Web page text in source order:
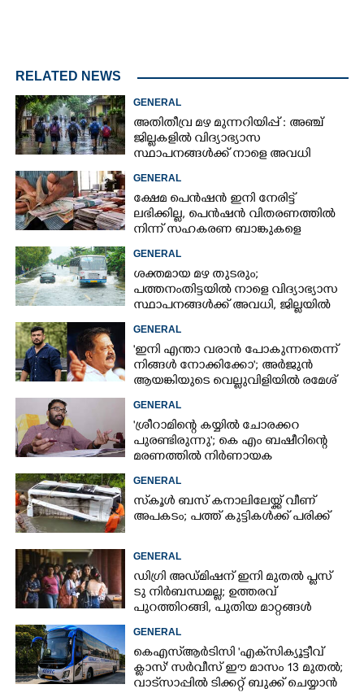
RELATED NEWS
GENERAL
അതിതീവ്ര മഴ മുന്നറിയിപ്പ് : അഞ്ച്
ജില്ലകളിൽ വിദ്യാഭ്യാസ
സ്ഥാപനങ്ങൾക്ക് നാളെ അവധി
GENERAL
ക്ഷേമ പെൻഷൻ ഇനി നേരിട്ട്
ലഭിക്കില്ല,​ പെൻഷൻ വിതരണത്തിൽ
നിന്ന് സഹകരണ ബാങ്കുകളെ
GENERAL
ശക്തമായ മഴ തുടരും;
പത്തനംതിട്ടയിൽ നാളെ വിദ്യാഭ്യാസ
സ്ഥാപനങ്ങൾക്ക് അവധി,​ ജില്ലയിൽ
GENERAL
'ഇനി എന്താ വരാൻ പോകുന്നതെന്ന്
നിങ്ങൾ നോക്കിക്കോ'; അർജുൻ
ആയങ്കിയുടെ വെല്ലുവിളിയിൽ രമേശ്
GENERAL
'ശ്രീറാമിന്റെ കയ്യിൽ ചോരക്കറ
പുരണ്ടിരുന്നു'; കെ എം ബഷീറിന്റെ
മരണത്തിൽ നിർണായക
GENERAL
സ്‌കൂൾ ബസ് കനാലിലേയ്ക്ക് വീണ്
അപകടം; പത്ത് കുട്ടികൾക്ക് പരിക്ക്
GENERAL
ഡിഗ്രി അഡ്മിഷന് ഇനി മുതൽ പ്ലസ്
ടു നിർബന്ധമല്ല; ഉത്തരവ്
പുറത്തിറങ്ങി, പുതിയ മാറ്റങ്ങൾ
GENERAL
കെഎസ്‌ആർടിസി 'എക്‌സിക്യൂട്ടീവ്
ക്ളാസ്' സർവീസ് ഈ മാസം 13 മുതൽ;
വാട്‌സാപ്പിൽ ടിക്കറ്റ് ബുക്ക് ചെയ്യാൻ